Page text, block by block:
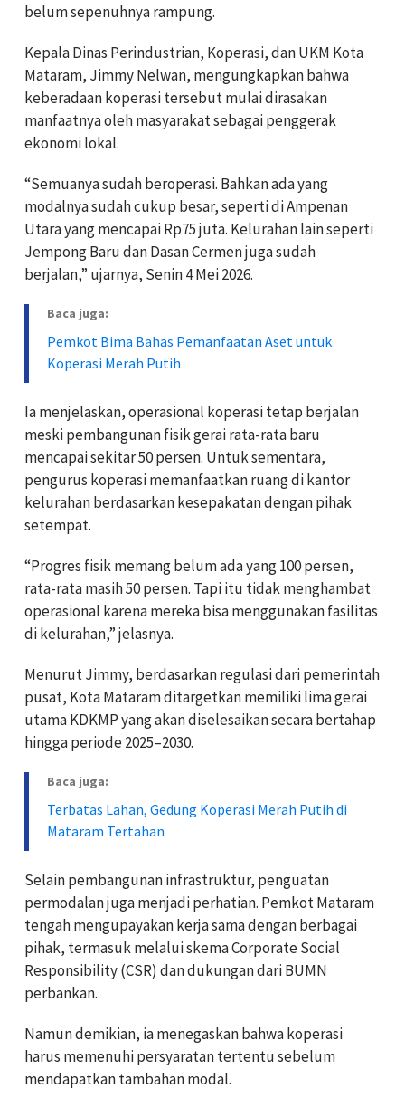
belum sepenuhnya rampung.
Kepala Dinas Perindustrian, Koperasi, dan UKM Kota
Mataram, Jimmy Nelwan, mengungkapkan bahwa
keberadaan koperasi tersebut mulai dirasakan
manfaatnya oleh masyarakat sebagai penggerak
ekonomi lokal.
“Semuanya sudah beroperasi. Bahkan ada yang
modalnya sudah cukup besar, seperti di Ampenan
Utara yang mencapai Rp75 juta. Kelurahan lain seperti
Jempong Baru dan Dasan Cermen juga sudah
berjalan,” ujarnya, Senin 4 Mei 2026.
Baca juga:
Pemkot Bima Bahas Pemanfaatan Aset untuk
Koperasi Merah Putih
Ia menjelaskan, operasional koperasi tetap berjalan
meski pembangunan fisik gerai rata-rata baru
mencapai sekitar 50 persen. Untuk sementara,
pengurus koperasi memanfaatkan ruang di kantor
kelurahan berdasarkan kesepakatan dengan pihak
setempat.
“Progres fisik memang belum ada yang 100 persen,
rata-rata masih 50 persen. Tapi itu tidak menghambat
operasional karena mereka bisa menggunakan fasilitas
di kelurahan,” jelasnya.
Menurut Jimmy, berdasarkan regulasi dari pemerintah
pusat, Kota Mataram ditargetkan memiliki lima gerai
utama KDKMP yang akan diselesaikan secara bertahap
hingga periode 2025–2030.
Baca juga:
Terbatas Lahan, Gedung Koperasi Merah Putih di
Mataram Tertahan
Selain pembangunan infrastruktur, penguatan
permodalan juga menjadi perhatian. Pemkot Mataram
tengah mengupayakan kerja sama dengan berbagai
pihak, termasuk melalui skema Corporate Social
Responsibility (CSR) dan dukungan dari BUMN
perbankan.
Namun demikian, ia menegaskan bahwa koperasi
harus memenuhi persyaratan tertentu sebelum
mendapatkan tambahan modal.